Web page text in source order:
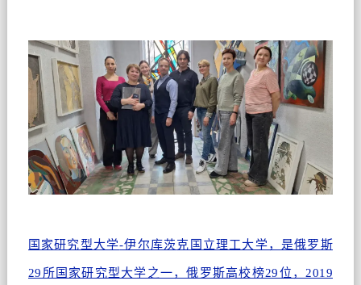
国家研究型大学-伊尔库茨克国立理工大学，是俄罗斯
29所国家研究型大学之一，俄罗斯高校榜29位，2019